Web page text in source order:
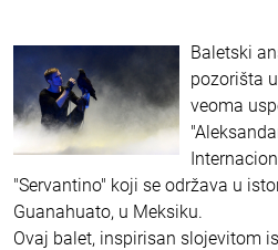
Baletski
pozorišta
veoma
"Servantino" koji se održava u
Guanahuato, u Meksiku.
Ovaj balet, inspirisan slojevitom